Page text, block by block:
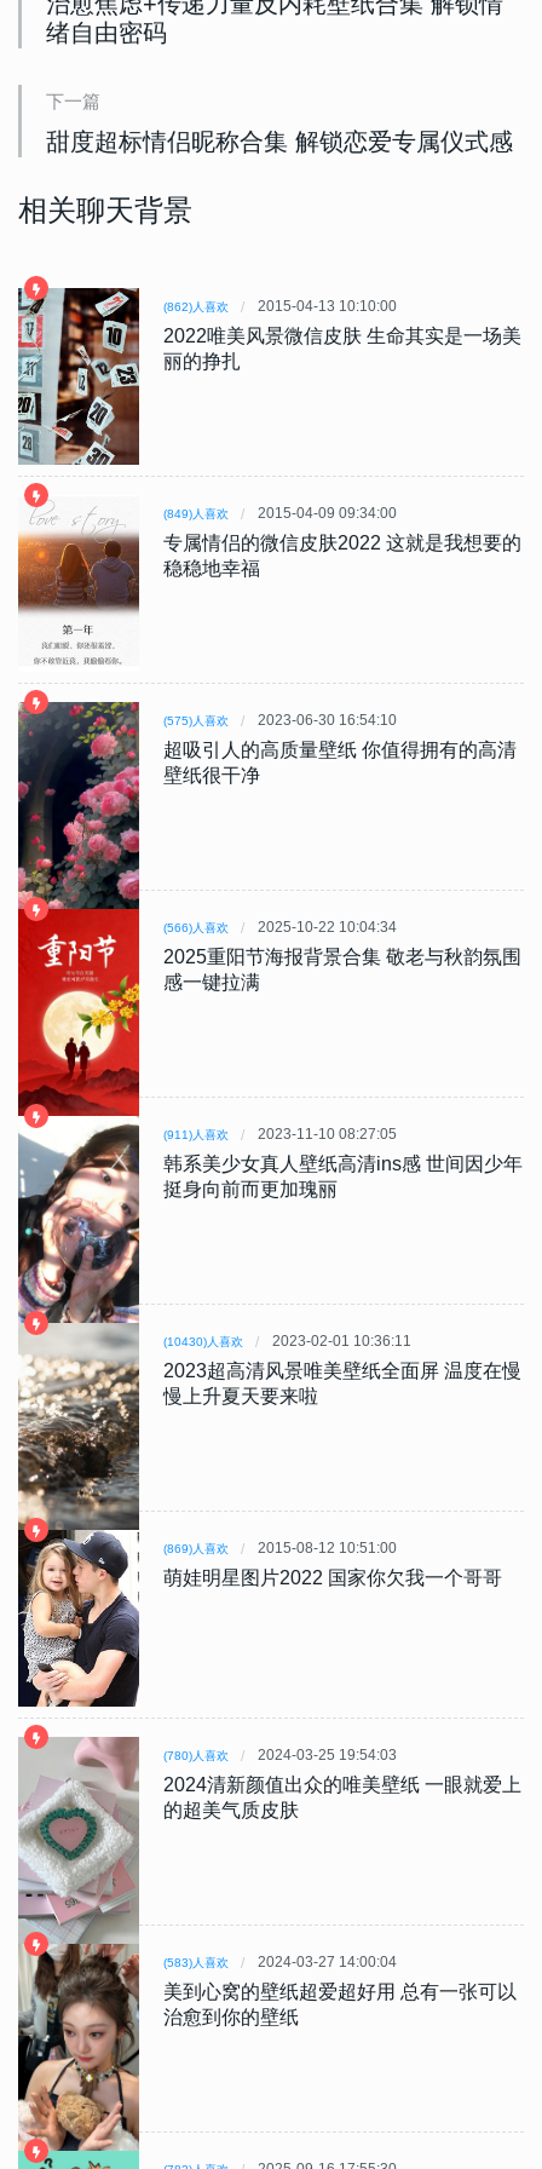
绪自由密码
下一篇
甜度超标情侣昵称合集 解锁恋爱专属仪式感
相关聊天背景
(862)人喜欢 2015-04-13 10:10:00
2022唯美风景微信皮肤 生命其实是一场美
丽的挣扎
(849)人喜欢 2015-04-09 09:34:00
专属情侣的微信皮肤2022 这就是我想要的
稳稳地幸福
(575)人喜欢 2023-06-30 16:54:10
超吸引人的高质量壁纸 你值得拥有的高清
壁纸很干净
(566)人喜欢 2025-10-22 10:04:34
2025重阳节海报背景合集 敬老与秋韵氛围
感一键拉满
(911)人喜欢 2023-11-10 08:27:05
韩系美少女真人壁纸高清ins感 世间因少年
挺身向前而更加瑰丽
(10430)人喜欢 2023-02-01 10:36:11
2023超高清风景唯美壁纸全面屏 温度在慢
慢上升夏天要来啦
(869)人喜欢 2015-08-12 10:51:00
萌娃明星图片2022 国家你欠我一个哥哥
(780)人喜欢 2024-03-25 19:54:03
2024清新颜值出众的唯美壁纸 一眼就爱上
的超美气质皮肤
(583)人喜欢 2024-03-27 14:00:04
美到心窝的壁纸超爱超好用 总有一张可以
治愈到你的壁纸